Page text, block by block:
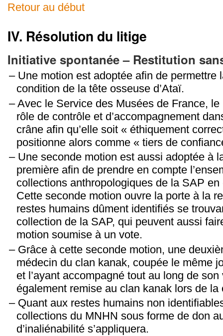
Retour au début
IV. Résolution du litige
Initiative spontanée – Restitution
Une motion est adoptée afin de permettre
condition de la tête osseuse d’Ataï.
Avec le Service des Musées de France,
rôle de contrôle et d’accompagnement
crâne afin qu’elle soit « éthiquement
positionne alors comme « tiers de
Une seconde motion est aussi adoptée à
première afin de prendre en compte
collections anthropologiques de la SAP
Cette seconde motion ouvre la porte à la
restes humains dûment identifiés se
collection de la SAP, qui peuvent aussi
motion soumise à un vote.
Grâce à cette seconde motion, une
médecin du clan kanak, coupée le même
et l’ayant accompagné tout au long de
également remise au clan kanak lors de la
Quant aux restes humains non
collections du MNHN sous forme de don
d’inaliénabilité s’appliquera.